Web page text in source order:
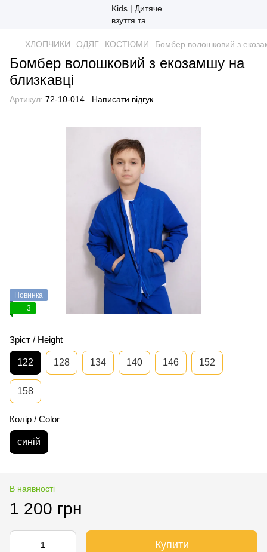
ХЛОПЧИКИ ОДЯГ КОСТЮМИ Бомбер волошковий з
Бомбер волошковий з екозамшу на
близкавці
Артикул: 72-10-014 Написати відгук
Новинка
3
Зріст / Height
122 128 134 140 146 152
158
Колір / Color
синій
В наявності
1 200 грн
Купити